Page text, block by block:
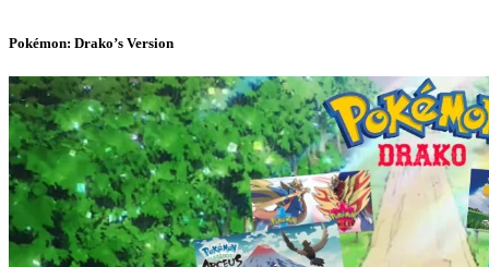
Pokémon: Drako’s Version